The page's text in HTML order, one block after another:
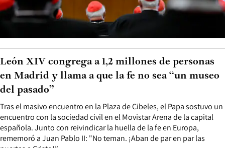
Tras el masivo encuentro en la Plaza de Cibeles, el Papa sostuvo un
encuentro con la sociedad civil en el Movistar Arena de la capital
española. Junto con reivindicar la huella de la fe en Europa,
rememoró a Juan Pablo II: "No teman. ¡Aban de par en par las
León XIV congrega a 1,2 millones de personas
en Madrid y llama a que la fe no sea “un museo
del pasado”